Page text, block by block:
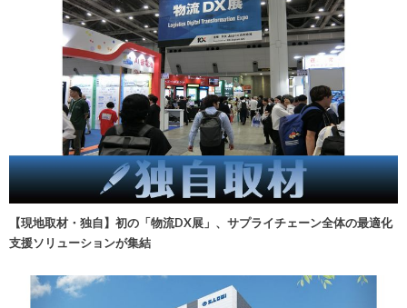
【現地取材・独自】初の「物流DX展」、サプライチェーン全体の最適化
支援ソリューションが集結